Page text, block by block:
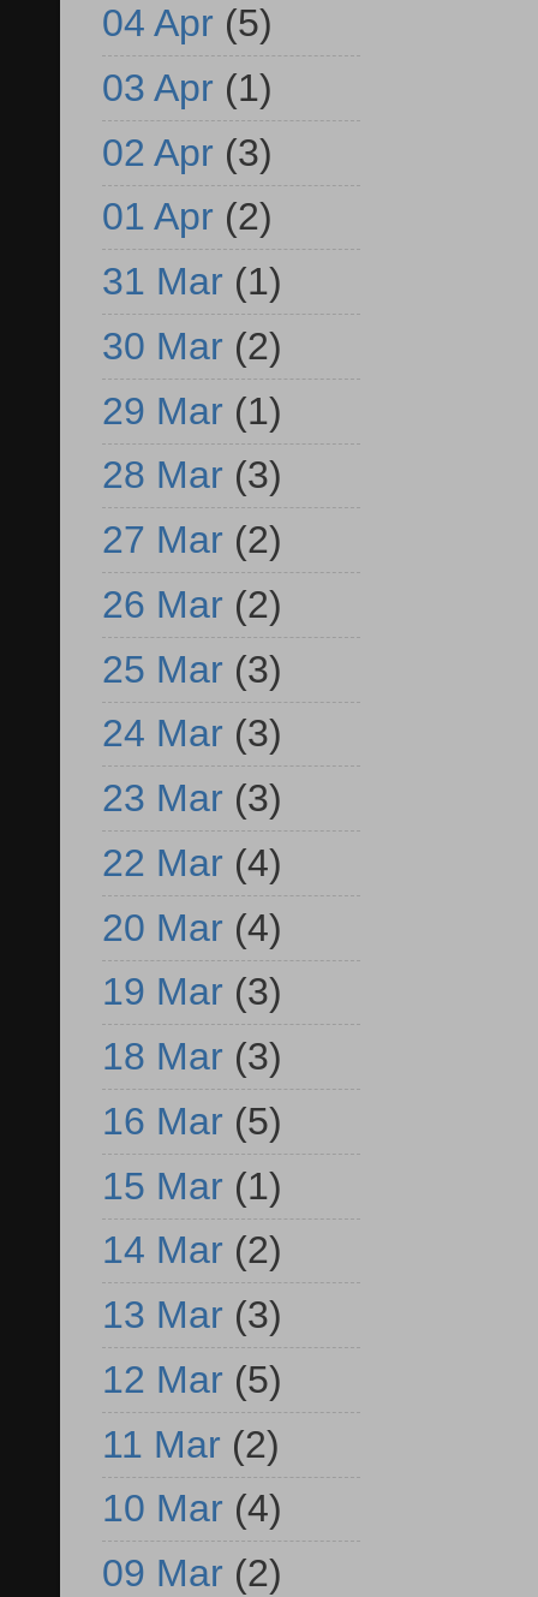
04 Apr (5)
03 Apr (1)
02 Apr (3)
01 Apr (2)
31 Mar (1)
30 Mar (2)
29 Mar (1)
28 Mar (3)
27 Mar (2)
26 Mar (2)
25 Mar (3)
24 Mar (3)
23 Mar (3)
22 Mar (4)
20 Mar (4)
19 Mar (3)
18 Mar (3)
16 Mar (5)
15 Mar (1)
14 Mar (2)
13 Mar (3)
12 Mar (5)
11 Mar (2)
10 Mar (4)
09 Mar (2)